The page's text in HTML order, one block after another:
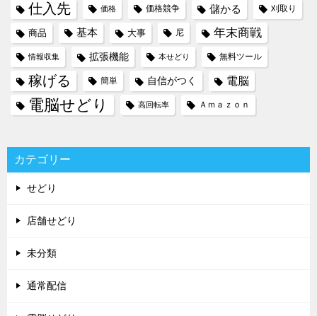
仕入先 価格 価格競争 儲かる 刈取り
商品 基本 大事 尼 年末商戦
情報収集 拡張機能 本せどり 無料ツール
稼げる 簡単 自信がつく 電脳
電脳せどり 高回転率 Ａｍａｚｏｎ
カテゴリー
せどり
店舗せどり
未分類
通常配信